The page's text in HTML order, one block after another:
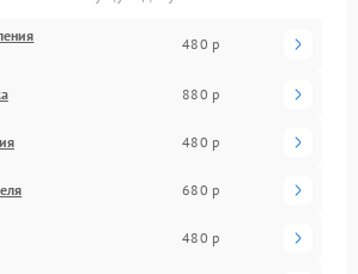
480 р
880 р
480 р
680 р
480 р